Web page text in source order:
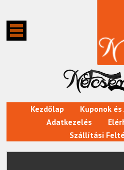
Kezdőlap Kuponok és
Adatkezelés
Szállítási